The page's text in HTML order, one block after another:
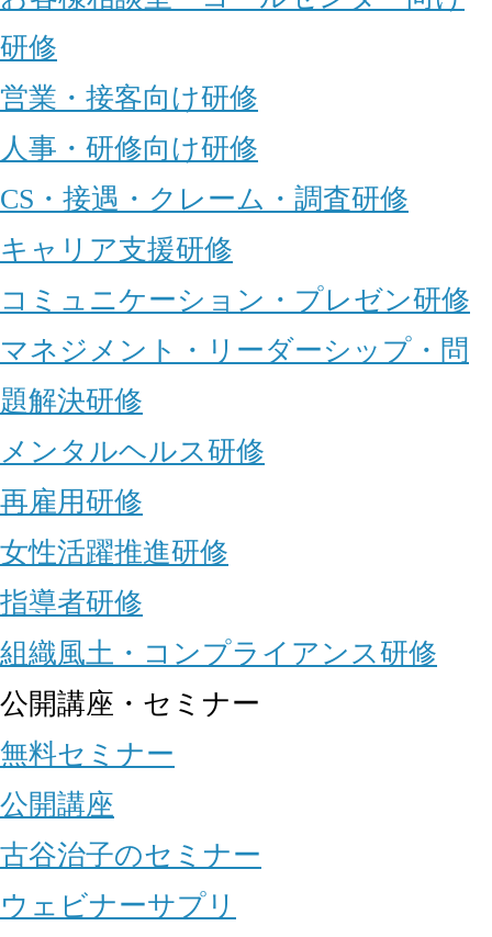
研修
営業・接客向け研修
人事・研修向け研修
CS・接遇・クレーム・調査研修
キャリア支援研修
コミュニケーション・プレゼン研修
マネジメント・リーダーシップ・問
題解決研修
メンタルヘルス研修
再雇用研修
女性活躍推進研修
指導者研修
組織風土・コンプライアンス研修
公開講座・セミナー
無料セミナー
公開講座
古谷治子のセミナー
ウェビナーサプリ